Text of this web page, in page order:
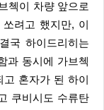
첵이 차량 앞으로
려고 했지만, 이
국 하이드리히는
과 동시에 가브첵
혼자가 된 하이
쿠비시도 수류탄